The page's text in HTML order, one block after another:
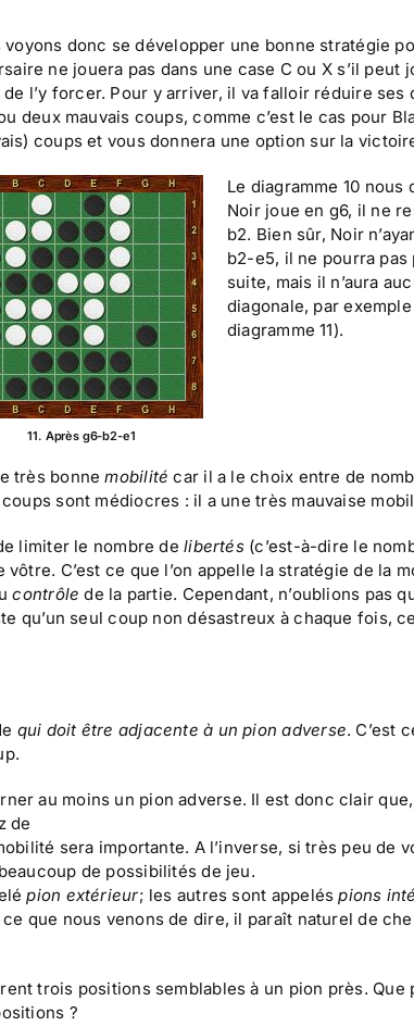
voyons donc se développer une bonne stratégie
ne jouera pas dans une case C ou X s’il
de l’y forcer. Pour y arriver, il va falloir réduire
deux mauvais coups, comme c’est le cas pour
coups et vous donnera une option sur la
11. Après g6-b2-e1
Le diagramme 10
Noir joue en g6, il ne
b2. Bien sûr, Noir
b2-e5, il ne pourra pas
suite, mais il n’aura
diagonale, par
diagramme 11).
très bonnemobilité car il a le choix entre de
sont médiocres : il a une très mauvaise
limiter le nombre delibertés(c’est-à-dire le
C’est ce que l’on appelle la stratégie de la
contrôle de la partie. Cependant, n’oublions pas
qu’un seul coup non désastreux à chaque fois,
qui doit être adjacente à un pion adverse. C’est
au moins un pion adverse. Il est donc clair
de
sera importante. A l’inverse, si très peu de
de possibilités de jeu.
pion extérieur; les autres sont appeléspions
ce que nous venons de dire, il paraît naturel de
trois positions semblables à un pion près.
?